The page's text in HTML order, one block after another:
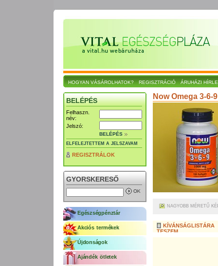
HOGYAN VÁSÁROLHATOK? REGISZTRÁCIÓ ÁRUHÁZI
BELÉPÉS
Felhaszn.
név:
Jelszó:
BELÉPÉS
ELFELEJTETTEM A JELSZAVAM
REGISZTRÁLOK
GYORSKERESŐ
Egészségpénztár
Akciós termékek
Újdonságok
Ajándék ötletek
Now Omega 3-6-
NAGYOBB MÉRETŰ
KÍVÁNSÁGLISTÁRA
TESZEM